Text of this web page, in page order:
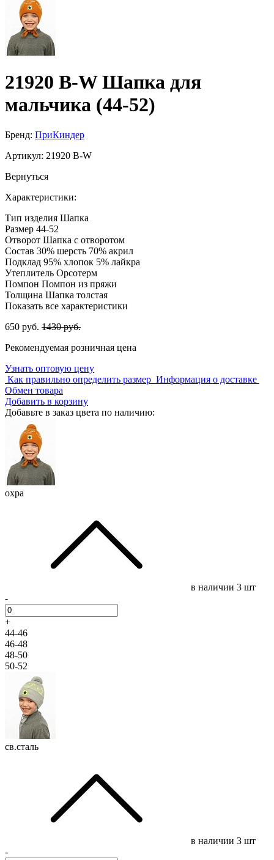
21920 B-W Шапка для
мальчика (44-52)
Бренд: ПриКиндер
Артикул: 21920 B-W
Вернуться
Характеристики:
Тип изделия Шапка
Размер 44-52
Отворот Шапка с отворотом
Состав 30% шерсть 70% акрил
Подклад 95% хлопок 5% лайкра
Утеплитель Орсотерм
Помпон Помпон из пряжи
Толщина Шапка толстая
Показать все характеристики
650 руб. 1430 руб.
Рекомендуемая розничная цена
Узнать оптовую цену
Как правильно определить размер Информация о доставке
Обмен товара
Добавить в корзину
Добавьте в заказ цвета по наличию:
охра
в наличии 3 шт
-
+
44-46
46-48
48-50
50-52
св.сталь
в наличии 3 шт
-